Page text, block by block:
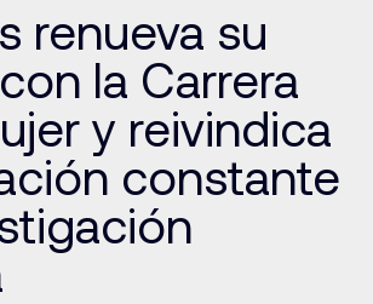
renueva su
la Carrera
y reivindica
constante